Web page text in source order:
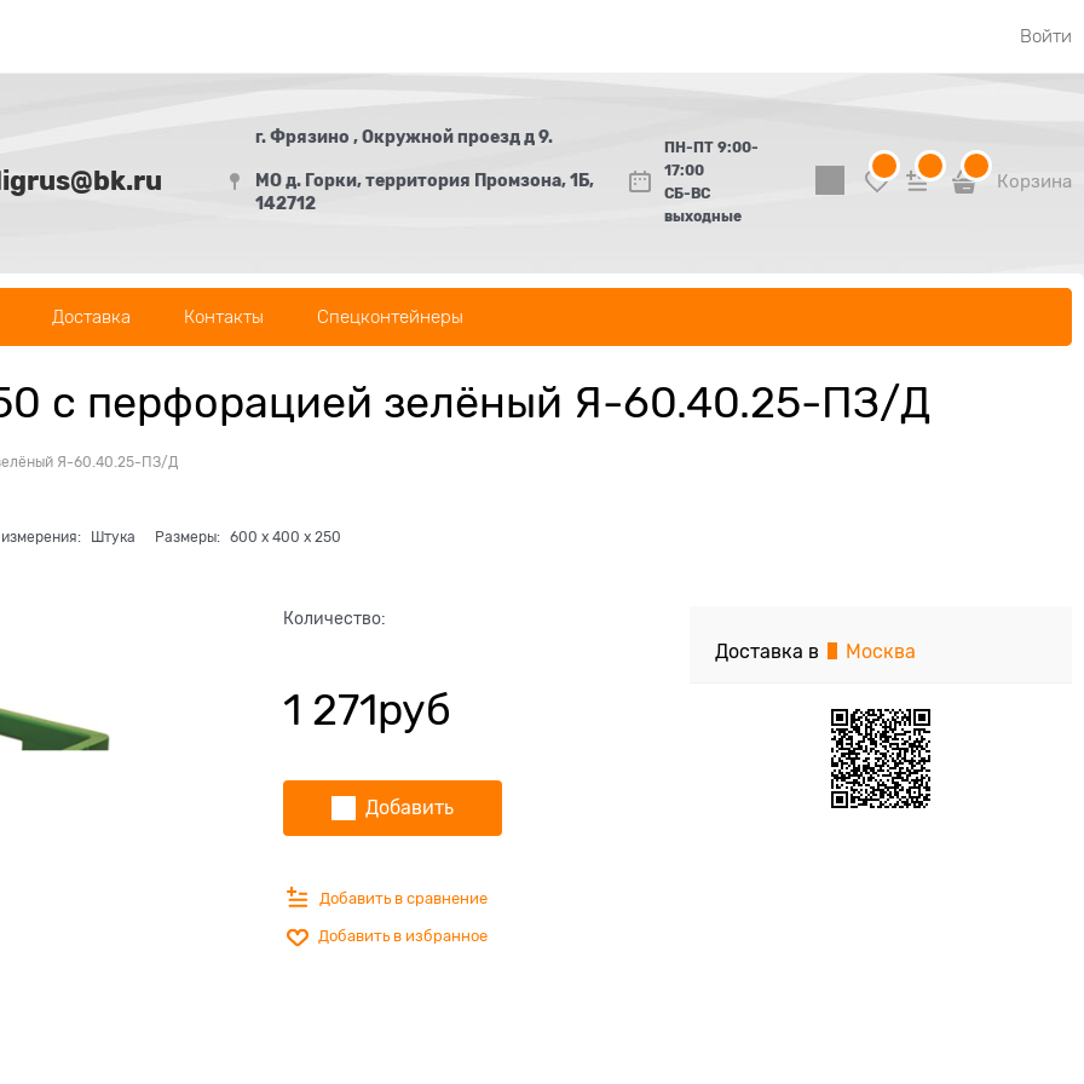
Войти
г. Фрязино , Окружной проезд д 9.
МО д. Горки, территория Промзона, 1Б,
142712
ПН-ПТ 9:00-
17:00
СБ-ВС
выходные
Корзина
Доставка Контакты Спецконтейнеры
с перфорацией зелёный Я-60.40.25-ПЗ/Д
Я-60.40.25-ПЗ/Д
Штука Размеры: 600 x 400 x 250
Количество:
1 271руб
Добавить
Добавить в сравнение
Добавить в избранное
Доставка в Москва